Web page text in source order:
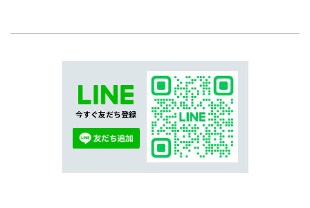
今すぐ友だち登録